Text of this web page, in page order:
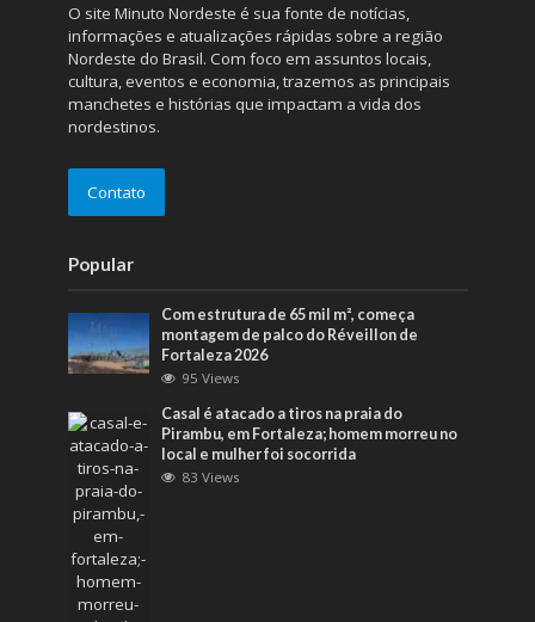
O site Minuto Nordeste é sua fonte de notícias,
informações e atualizações rápidas sobre a região
Nordeste do Brasil. Com foco em assuntos locais,
cultura, eventos e economia, trazemos as principais
manchetes e histórias que impactam a vida dos
nordestinos.
Contato
Popular
Com estrutura de 65 mil m², começa
montagem de palco do Réveillon de
Fortaleza 2026
95 Views
Casal é atacado a tiros na praia do
Pirambu, em Fortaleza; homem morreu no
local e mulher foi socorrida
83 Views